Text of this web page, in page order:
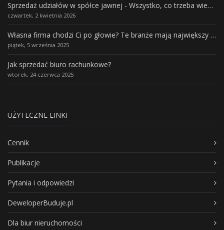
Sprzedaż udziałów w spółce jawnej - Wszystko, co trzeba wiedzieć.
czwartek, 2 kwietnia 2026
Własna firma chodzi Ci po głowie? Te branże mają największy potencjał rozwoju
piątek, 5 września 2025
Jak sprzedać biuro rachunkowe?
wtorek, 24 czerwca 2025
UŻYTECZNE LINKI
Cennik
Publikacje
Pytania i odpowiedzi
DeweloperBuduje.pl
Dla biur nieruchomości